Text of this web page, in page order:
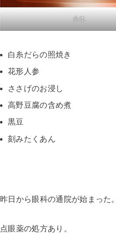
全体
白糸だらの照焼き
花形人参
ささげのお浸し
高野豆腐の含め煮
黒豆
刻みたくあん
昨日から眼科の通院が始まった。
点眼薬の処方あり。